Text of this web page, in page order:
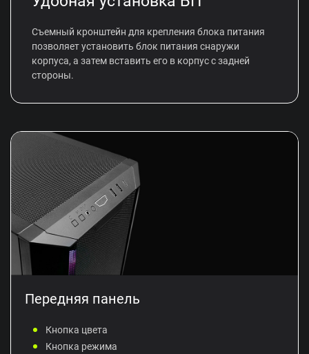
Съемный кронштейн для крепления блока питания
позволяет установить блок питания снаружи
корпуса, а затем вставить его в корпус с задней
стороны.
Передняя панель
Кнопка цвета
Кнопка режима